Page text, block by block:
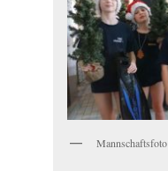
Mannschaftsfoto